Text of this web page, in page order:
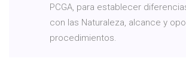
PCGA, para establecer
con las Naturaleza, alcance y
procedimientos.